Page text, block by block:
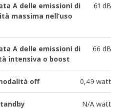
A delle emissioni di
massima nell’uso
61 dB
A delle emissioni di
intensiva o boost
66 dB
off 0,49 watt
N/A watt